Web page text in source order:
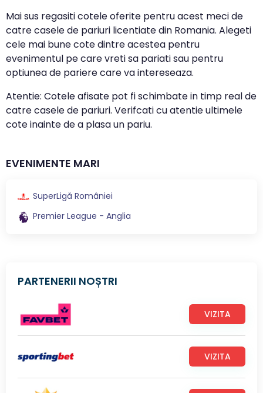
Mai sus regasiti cotele oferite pentru acest meci de
catre casele de pariuri licentiate din Romania. Alegeti
cele mai bune cote dintre acestea pentru
evenimentul pe care vreti sa pariati sau pentru
optiunea de pariere care va intereseaza.
Atentie: Cotele afisate pot fi schimbate in timp real de
catre casele de pariuri. Verifcati cu atentie ultimele
cote inainte de a plasa un pariu.
EVENIMENTE MARI
SuperLigă României
Premier League - Anglia
PARTENERII NOȘTRI
VIZITA
VIZITA